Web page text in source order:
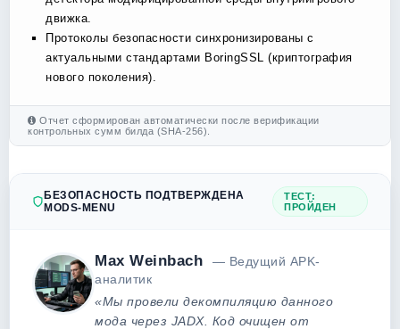
движка.
Протоколы безопасности синхронизированы с
актуальными стандартами BoringSSL (криптография
нового поколения).
Отчет сформирован автоматически после верификации
контрольных сумм билда (SHA-256).
БЕЗОПАСНОСТЬ ПОДТВЕРЖДЕНА
MODS-MENU
ТЕСТ:
ПРОЙДЕН
Max Weinbach
— Ведущий APK-
аналитик
«Мы провели декомпиляцию данного
мода через JADX. Код очищен от